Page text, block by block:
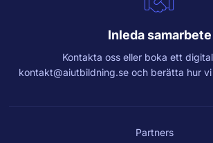
Inleda samarbete
Kontakta oss eller boka ett
kontakt@aiutbildning.se och berätta hur
Partners